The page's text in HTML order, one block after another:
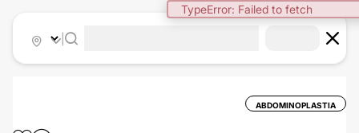
TypeError: Failed to fetch
ABDOMINOPLASTIA